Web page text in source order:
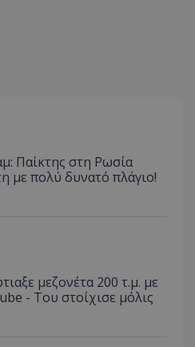
Παίκτης στη Ρωσία
με πολύ δυνατό πλάγιο!
μεζονέτα 200 τ.μ. με
- Του στοίχισε μόλις